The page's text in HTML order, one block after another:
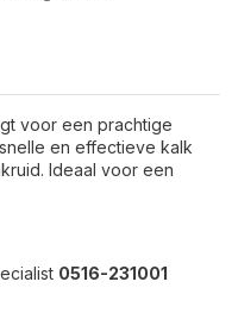
voor een prachtige
en effectieve kalk
Ideaal voor een
0516-231001